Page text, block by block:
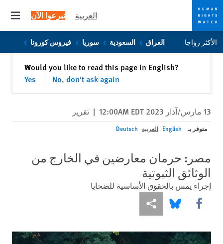
Skip
to
Skip
to
العربية تبرعوا الآن
الأكثر رواجا العراق السعودية سوريا فيروس كورونا
Would you like to read this page in English?
Yes
No, don't ask again
✕إغلاق
13 مارس/آذار 2023 12:00AM EDT | تقرير
متوفر بـ English العربية Deutsch
مصر: حرمان معارضين في الخارج من
الوثائق الثبوتية
إجراء يمس بالحقوق الأساسية للضحايا
Share this via Facebook
Share this via Bluesky
Share this via مشاركة